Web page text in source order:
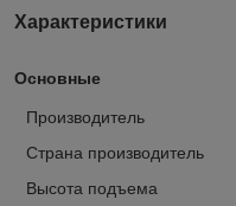
Характеристики
Основные
Производитель
Страна производитель
Высота подъема